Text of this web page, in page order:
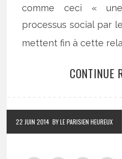
comme ceci «
processus social par
mettent fin à cette
CONTINUE
22 JUIN 2014 BY LE PARISIEN HEUREUX